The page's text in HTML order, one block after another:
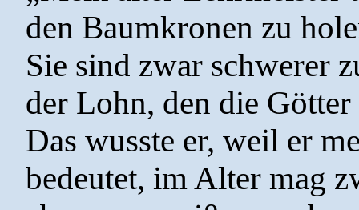
den Baumkronen zu
Sie sind zwar schwerer
der Lohn, den die
Das wusste er, weil er
bedeutet, im Alter mag